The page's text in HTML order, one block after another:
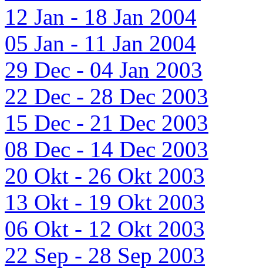
12 Jan - 18 Jan 2004
05 Jan - 11 Jan 2004
29 Dec - 04 Jan 2003
22 Dec - 28 Dec 2003
15 Dec - 21 Dec 2003
08 Dec - 14 Dec 2003
20 Okt - 26 Okt 2003
13 Okt - 19 Okt 2003
06 Okt - 12 Okt 2003
22 Sep - 28 Sep 2003